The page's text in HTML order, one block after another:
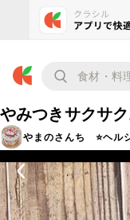
やみつきサクサ
やまのさんち ⭐ヘル